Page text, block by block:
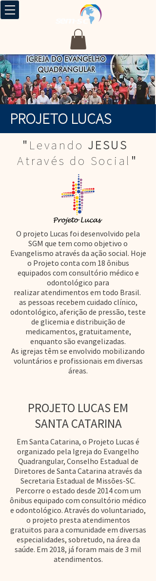
PROJETO LUCAS
" Levando JESUS
Através do Social "
O projeto Lucas foi desenvolvido pela
SGM que tem como objetivo o
Evangelismo através da ação social. Hoje
o Projeto conta com 18 ônibus
equipados com consultório médico e
odontológico para
realizar atendimentos em todo Brasil.
as pessoas recebem cuidado clínico,
odontológico, aferição de pressão, teste
de glicemia e distribuição de
medicamentos, gratuitamente,
enquanto são evangelizadas.
As igrejas têm se envolvido mobilizando
voluntários e profissionais em diversas
áreas.
PROJETO LUCAS EM
SANTA CATARINA
Em Santa Catarina, o Projeto Lucas é
organizado pela Igreja do Evangelho
Quadrangular, Conselho Estadual de
Diretores de Santa Catarina através da
Secretaria Estadual de Missões-SC.
Percorre o estado desde 2014 com um
ônibus equipado com consultório médico
e odontológico. Através do voluntariado,
o projeto presta atendimentos
gratuitos para a comunidade em diversas
especialidades, sobretudo, na área da
saúde. Em 2018, já foram mais de 3 mil
atendimentos.